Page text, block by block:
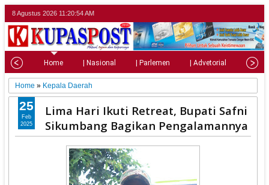
8 Agustus 2026 11:20:55 AM
Home | Nasional | Parlemen | Advetorial |
Home » Kepala Daerah
Lima Hari Ikuti Retreat, Bupati Safni
Sikumbang Bagikan Pengalamannya
25
Feb
2025